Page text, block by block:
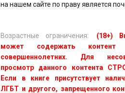
на нашем сайте по праву является
Возрастные ограничения:
(18+)
может содержать
совершеннолетних. Для
просмотр данного контента
Если в книге присутствует
ЛГБТ и другого, запрещенного